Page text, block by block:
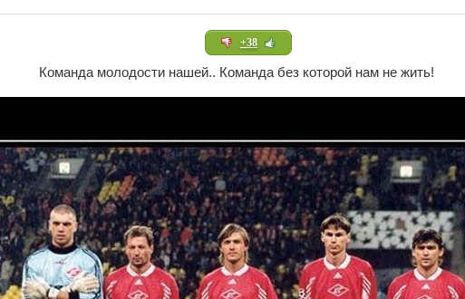
+38
Команда молодости нашей.. Команда без которой нам не жить!